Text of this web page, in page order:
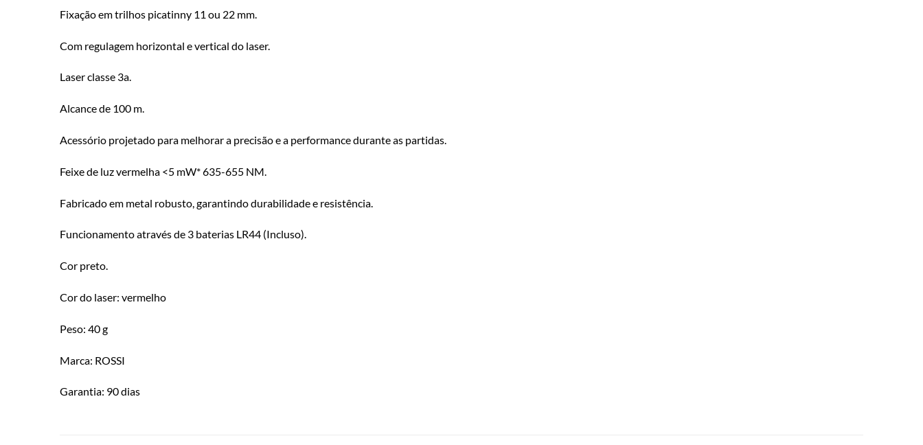
Fixação em trilhos picatinny 11 ou 22 mm.
Com regulagem horizontal e vertical do laser.
Laser classe 3a.
Alcance de 100 m.
Acessório projetado para melhorar a precisão e a performance durante as partidas.
Feixe de luz vermelha <5 mW* 635-655 NM.
Fabricado em metal robusto, garantindo durabilidade e resistência.
Funcionamento através de 3 baterias LR44 (Incluso).
Cor preto.
Cor do laser: vermelho
Peso: 40 g
Marca: ROSSI
Garantia: 90 dias